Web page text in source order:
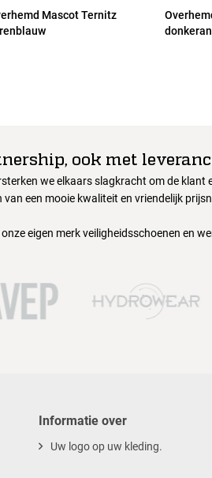
Mascot Ternitz
ook met
we elkaars slagkracht om de klant
een mooie kwaliteit en vriendelijk
eigen merk veiligheidsschoenen en
Informatie over
Uw logo op uw kleding.